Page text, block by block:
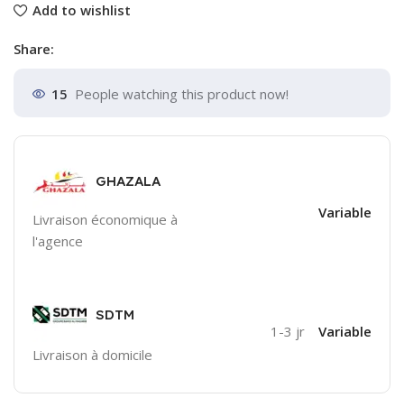
Add to wishlist
Share:
15 People watching this product now!
GHAZALA
Livraison économique à
l'agence
Variable
SDTM
Livraison à domicile
1-3 jr Variable